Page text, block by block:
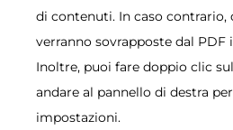
di contenuti. In caso contrario,
verranno sovrapposte dal PDF
Inoltre, puoi fare doppio clic
andare al pannello di destra
impostazioni.